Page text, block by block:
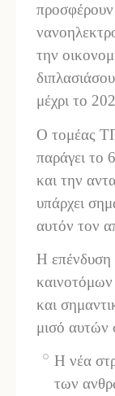
προσφέρουν
την
μέχρι το
Ο τομέας
παράγει το
και την
υπάρχει
αυτόν τον
Η επένδυση
και
μισό αυτών
Η νέα
των